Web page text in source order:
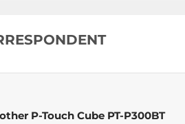
P-Touch Cube PT-P300BT